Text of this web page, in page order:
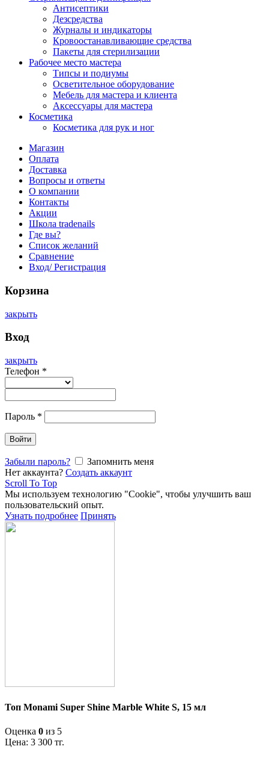
Антисептики
Дезсредства
Журналы и индикаторы
Кровоостанавливающие средства
Пакеты для стерилизации
Рабочее место мастера
Типсы и подиумы
Осветительное оборудование
Мебель для мастера и клиента
Аксессуары для мастера
Косметика
Косметика для рук и ног
Магазин
Оплата
Доставка
Вопросы и ответы
О компании
Контакты
Акции
Школа tradenails
Где вы?
Список желаний
Сравнение
Вход/ Регистрация
Корзина
закрыть
Вход
закрыть
Телефон *
Пароль *
Войти
Забыли пароль?
Запомнить меня
Нет аккаунта? Создать аккаунт
Scroll To Top
Мы используем технологию "Cookie", чтобы улучшить ваш
пользовательский опыт.
Узнать подробнее Принять
Топ Monami Super Shine Marble White S, 15 мл
Оценка 0 из 5
Цена: 3 300 тг.